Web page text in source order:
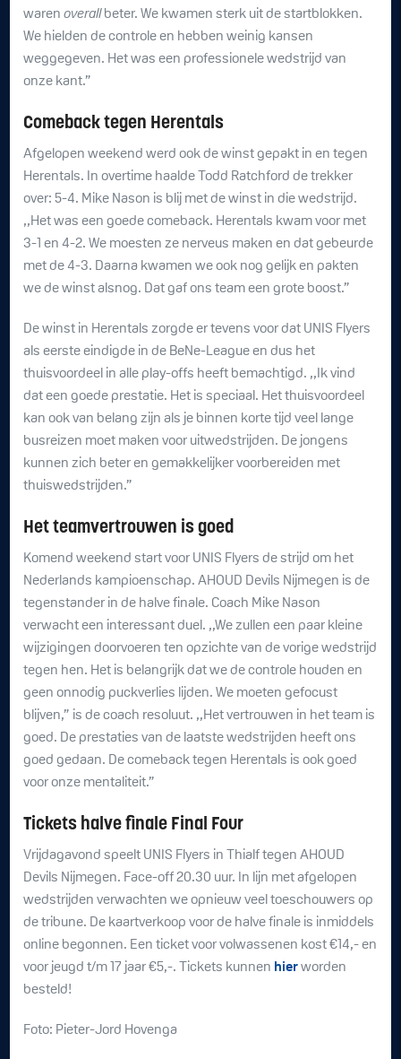
warenoverallbeter. We kwamen sterk uit de startblokken.
We hielden de controle en hebben weinig kansen
weggegeven. Het was een professionele wedstrijd van
onze kant.”
Comeback tegen Herentals
Afgelopen weekend werd ook de winst gepakt in en tegen
Herentals. In overtime haalde Todd Ratchford de trekker
over: 5-4. Mike Nason is blij met de winst in die wedstrijd.
,,Het was een goede comeback. Herentals kwam voor met
3-1 en 4-2. We moesten ze nerveus maken en dat gebeurde
met de 4-3. Daarna kwamen we ook nog gelijk en pakten
we de winst alsnog. Dat gaf ons team een grote boost.”
De winst in Herentals zorgde er tevens voor dat UNIS Flyers
als eerste eindigde in de BeNe-League en dus het
thuisvoordeel in alle play-offs heeft bemachtigd. ,,Ik vind
dat een goede prestatie. Het is speciaal. Het thuisvoordeel
kan ook van belang zijn als je binnen korte tijd veel lange
busreizen moet maken voor uitwedstrijden. De jongens
kunnen zich beter en gemakkelijker voorbereiden met
thuiswedstrijden.”
Het teamvertrouwen is goed
Komend weekend start voor UNIS Flyers de strijd om het
Nederlands kampioenschap. AHOUD Devils Nijmegen is de
tegenstander in de halve finale. Coach Mike Nason
verwacht een interessant duel. ,,We zullen een paar kleine
wijzigingen doorvoeren ten opzichte van de vorige wedstrijd
tegen hen. Het is belangrijk dat we de controle houden en
geen onnodig puckverlies lijden. We moeten gefocust
blijven,” is de coach resoluut. ,,Het vertrouwen in het team is
goed. De prestaties van de laatste wedstrijden heeft ons
goed gedaan. De comeback tegen Herentals is ook goed
voor onze mentaliteit.”
Tickets halve finale Final Four
Vrijdagavond speelt UNIS Flyers in Thialf tegen AHOUD
Devils Nijmegen. Face-off 20.30 uur. In lijn met afgelopen
wedstrijden verwachten we opnieuw veel toeschouwers op
de tribune. De kaartverkoop voor de halve finale is inmiddels
online begonnen. Een ticket voor volwassenen kost €14,- en
voor jeugd t/m 17 jaar €5,-. Tickets kunnen hierworden
besteld!
Foto: Pieter-Jord Hovenga